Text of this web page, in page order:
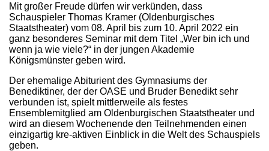
Mit großer Freude dürfen wir verkünden, dass
Schauspieler Thomas Kramer (Oldenburgisches
Staatstheater) vom 08. April bis zum 10. April 2022 ein
ganz besonderes Seminar mit dem Titel „Wer bin ich und
wenn ja wie viele?“ in der jungen Akademie
Königsmünster geben wird.
Der ehemalige Abiturient des Gymnasiums der
Benediktiner, der der OASE und Bruder Benedikt sehr
verbunden ist, spielt mittlerweile als festes
Ensemblemitglied am Oldenburgischen Staatstheater und
wird an diesem Wochenende den Teilnehmenden einen
einzigartig kre-aktiven Einblick in die Welt des Schauspiels
geben.